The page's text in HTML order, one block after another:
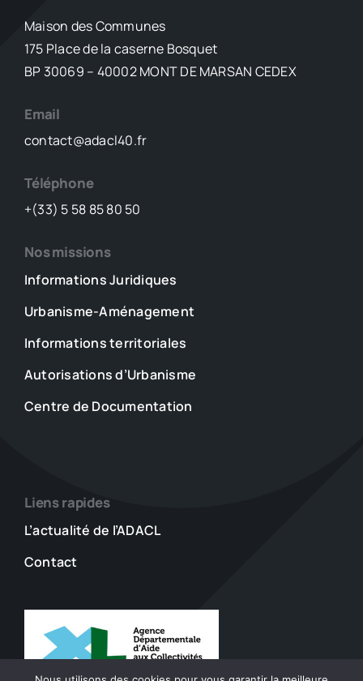
impactées
par
Maison des Communes
175 Place de la caserne Bosquet
BP 30069 – 40002 MONT DE MARSAN CEDEX
Email
contact@adacl40.fr
Téléphone
+(33) 5 58 85 80 50
Nos missions
Informations Juridiques
Urbanisme-Aménagement
Informations territoriales
Autorisations d’Urbanisme
Centre de Documentation
Liens rapides
L’actualité de l’ADACL
Contact